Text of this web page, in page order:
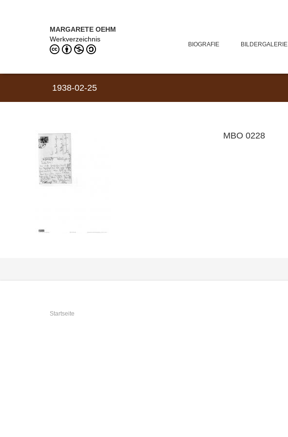
MARGARETE OEHM
Werkverzeichnis
BIOGRAFIE BILDERGALERIE
1938-02-25
MBO 0228
Sie sind hier
Startseite